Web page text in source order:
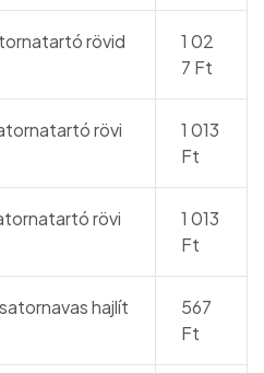
rövid
1 02
7 Ft
rövi
1 013
Ft
rövi
1 013
Ft
hajlít
567
Ft